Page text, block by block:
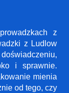
z
z Ludlow
i sprawnie.
mienia
od tego, czy